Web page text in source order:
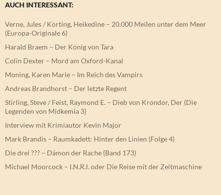
AUCH INTERESSANT:
Verne, Jules / Körting, Heikedine – 20.000 Meilen unter dem Meer
(Europa-Originale 6)
Harald Braem – Der König von Tara
Colin Dexter – Mord am Oxford-Kanal
Moning, Karen Marie – Im Reich des Vampirs
Andreas Brandhorst – Der letzte Regent
Stirling, Steve / Feist, Raymond E. – Dieb von Krondor, Der (Die
Legenden von Midkemia 3)
Interview mit Krimiautor Kevin Major
Mark Brandis – Raumkadett: Hinter den Linien (Folge 4)
Die drei ??? – Dämon der Rache (Band 173)
Michael Moorcock – I.N.R.I. oder Die Reise mit der Zeitmaschine